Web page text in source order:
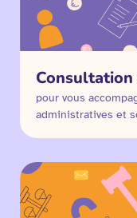
pour vous
administratives et